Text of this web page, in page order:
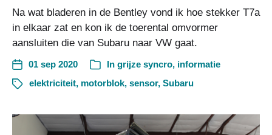
Na wat bladeren in de Bentley vond ik hoe stekker T7a
in elkaar zat en kon ik de toerental omvormer
aansluiten die van Subaru naar VW gaat.
01 sep 2020 In grijze syncro, informatie
elektriciteit, motorblok, sensor, Subaru